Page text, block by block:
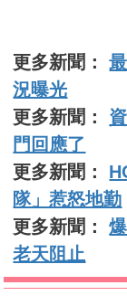
更多新聞：
況曝光
更多新聞：
門回應了
更多新聞：
隊」惹怒地勤
更多新聞：
老天阻止